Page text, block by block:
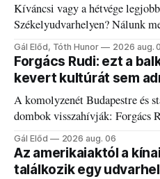
Kíváncsi vagy a hétvége
Székelyudvarhelyen? Nálunk
a fogaddal, a fogorvosi ügyeletet
Gál Előd, Tóth Hunor 2026 aug.
Forgács Rudi: ezt a
kevert kultúrát sem
A komolyzenét Budapestre és
dombok visszahívják: Forgács
és határokról.
Gál Előd 2026 aug. 06
Az amerikaiaktól a
találkozik egy